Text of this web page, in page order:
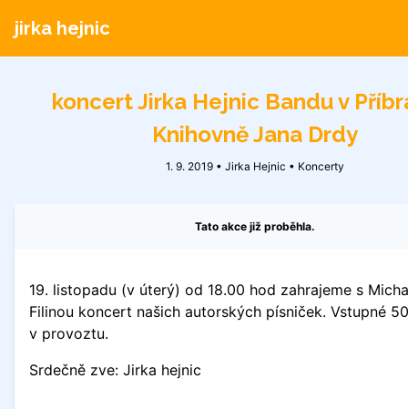
jirka hejnic
koncert Jirka Hejnic Bandu v
Knihovně Jana Drdy
1. 9. 2019 • Jirka Hejnic • Koncerty
Tato akce již proběhla.
19. listopadu (v úterý) od 18.00 hod zahrajeme s
Filinou koncert našich autorských písniček. Vstupné
v provoztu.
Srdečně zve: Jirka hejnic